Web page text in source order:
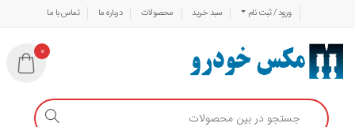
ورود / ثبت نام سبد خرید محصولات درباره ما تماس با ما
0